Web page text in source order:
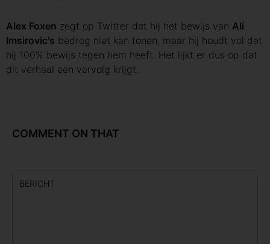
Alex Foxen zegt op Twitter dat hij het bewijs van Ali
Imsirovic's bedrog niet kan tonen, maar hij houdt vol dat
hij 100% bewijs tegen hem heeft. Het lijkt er dus op dat
dit verhaal een vervolg krijgt.
COMMENT ON THAT
BERICHT